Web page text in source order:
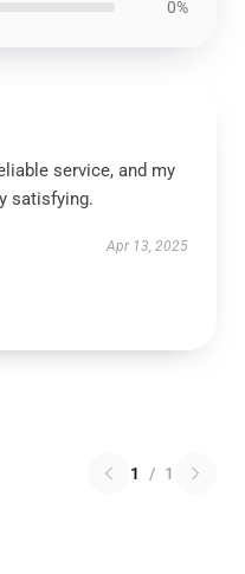
0%
service, and my
satisfying.
Apr 13, 2025
1 / 1